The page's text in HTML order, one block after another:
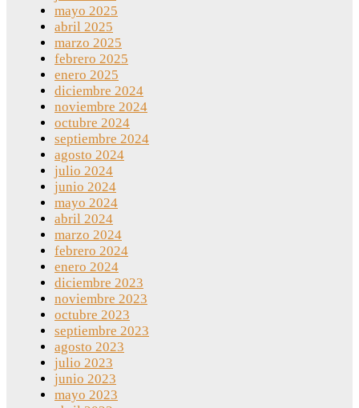
mayo 2025
abril 2025
marzo 2025
febrero 2025
enero 2025
diciembre 2024
noviembre 2024
octubre 2024
septiembre 2024
agosto 2024
julio 2024
junio 2024
mayo 2024
abril 2024
marzo 2024
febrero 2024
enero 2024
diciembre 2023
noviembre 2023
octubre 2023
septiembre 2023
agosto 2023
julio 2023
junio 2023
mayo 2023